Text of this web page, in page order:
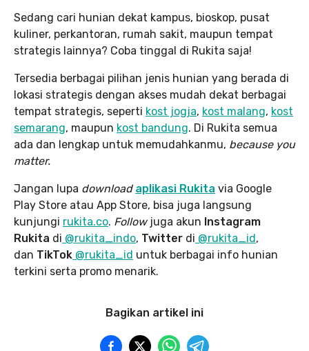
Sedang cari hunian dekat kampus, bioskop, pusat
kuliner, perkantoran, rumah sakit, maupun tempat
strategis lainnya? Coba tinggal di Rukita saja!
Tersedia berbagai pilihan jenis hunian yang berada di
lokasi strategis dengan akses mudah dekat berbagai
tempat strategis, seperti kost jogja, kost malang, kost
semarang, maupun kost bandung. Di Rukita semua
ada dan lengkap untuk memudahkanmu, because you
matter.
Jangan lupa download aplikasi Rukita via Google
Play Store atau App Store, bisa juga langsung
kunjungi rukita.co. Followjuga akun Instagram
Rukita di @rukita_indo, Twitter di @rukita_id,
dan TikTok @rukita_id untuk berbagai info hunian
terkini serta promo menarik.
Bagikan artikel ini